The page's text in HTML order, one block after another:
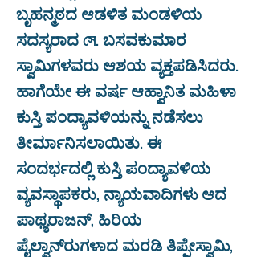
ಬೃಹನ್ಮಠದ ಆಡಳಿತ ಮಂಡಳಿಯ
ಸದಸ್ಯರಾದ সে. ಬಸವಕುಮಾರ
ಸ್ವಾಮಿಗಳವರು ಆಶಯ ವ್ಯಕ್ತಪಡಿಸಿದರು.
ಹಾಗೆಯೇ ಈ ವರ್ಷ ಆಹ್ವಾನಿತ ಮಹಿಳಾ
ಕುಸ್ತಿ ಪಂದ್ಯಾವಳಿಯನ್ನು ನಡೆಸಲು
ತೀರ್ಮಾನಿಸಲಾಯಿತು. ಈ
ಸಂದರ್ಭದಲ್ಲಿ ಕುಸ್ತಿ ಪಂದ್ಯಾವಳಿಯ
ವ್ಯವಸ್ಥಾಪಕರು, ನ್ಯಾಯವಾದಿಗಳು ಆದ
ಪಾಥ್ಯರಾಜನ್, ಹಿರಿಯ
ಪೈಲ್ವಾನ್‌ರುಗಳಾದ ಮರಡಿ ತಿಪ್ಪೇಸ್ವಾಮಿ,